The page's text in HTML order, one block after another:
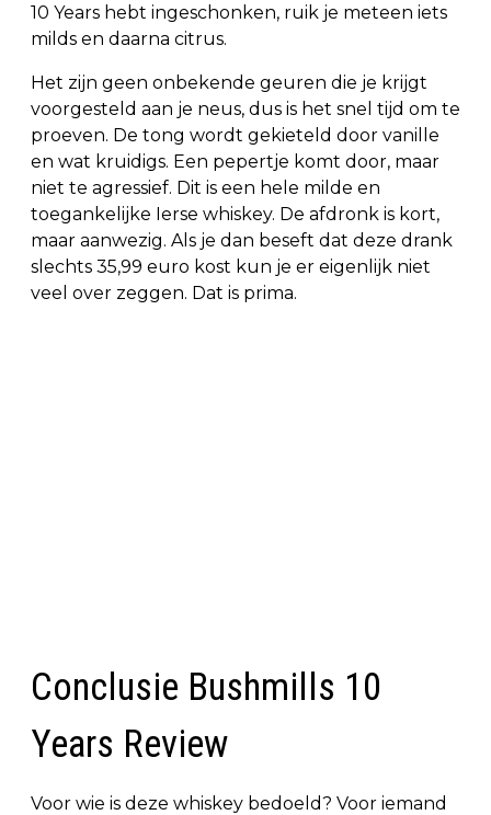
10 Years hebt ingeschonken, ruik je meteen iets
milds en daarna citrus.
Het zijn geen onbekende geuren die je krijgt
voorgesteld aan je neus, dus is het snel tijd om te
proeven. De tong wordt gekieteld door vanille
en wat kruidigs. Een pepertje komt door, maar
niet te agressief. Dit is een hele milde en
toegankelijke Ierse whiskey. De afdronk is kort,
maar aanwezig. Als je dan beseft dat deze drank
slechts 35,99 euro kost kun je er eigenlijk niet
veel over zeggen. Dat is prima.
Conclusie Bushmills 10
Years Review
Voor wie is deze whiskey bedoeld? Voor iemand